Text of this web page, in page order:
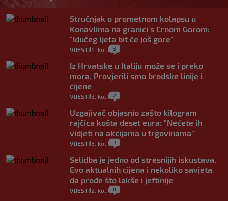
Stručnjak o prometnom kolapsu u
Konavlima na granici s Crnom Gorom:
"Idućeg ljeta bit će još gore"
VIJESTI 4. kol. 3
Iz Hrvatske u Italiju može se i preko
mora. Provjerili smo brodske linije i
cijene
VIJESTI 3. kol. 2
Uzgajivač objasnio zašto kilogram
rajčica košta deset eura: "Nećete ih
vidjeti na akcijama u trgovinama"
VIJESTI 3. kol. 7
Selidba je jedno od stresnijih iskustava.
Evo aktualnih cijena i nekoliko savjeta
da prođe što lakše i jeftinije
VIJESTI 2. kol. 0